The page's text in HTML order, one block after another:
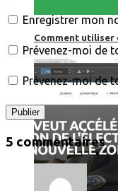
Comment utiliser
Enregistrer mon
Prévenez-moi de
Prévenez-moi de
5 commentaires